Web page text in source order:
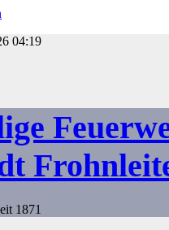
04:19
1871